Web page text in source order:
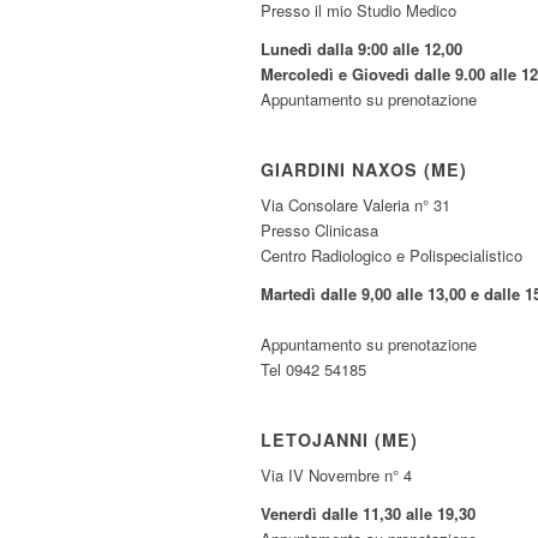
Presso il mio Studio Medico
Lunedì dalla 9:00 alle 12,00
Mercoledì e Giovedì dalle 9.00 alle
Appuntamento su prenotazione
GIARDINI NAXOS (ME)
Via Consolare Valeria n° 31
Presso Clinicasa
Centro Radiologico e Polispecialistico
Martedì dalle 9,00 alle 13,00 e dalle
Appuntamento su prenotazione
Tel 0942 54185
LETOJANNI (ME)
Via IV Novembre n° 4
Venerdì dalle 11,30 alle 19,30